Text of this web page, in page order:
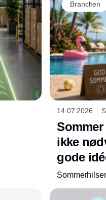
Branchen
14.07.2026
ikke
gode